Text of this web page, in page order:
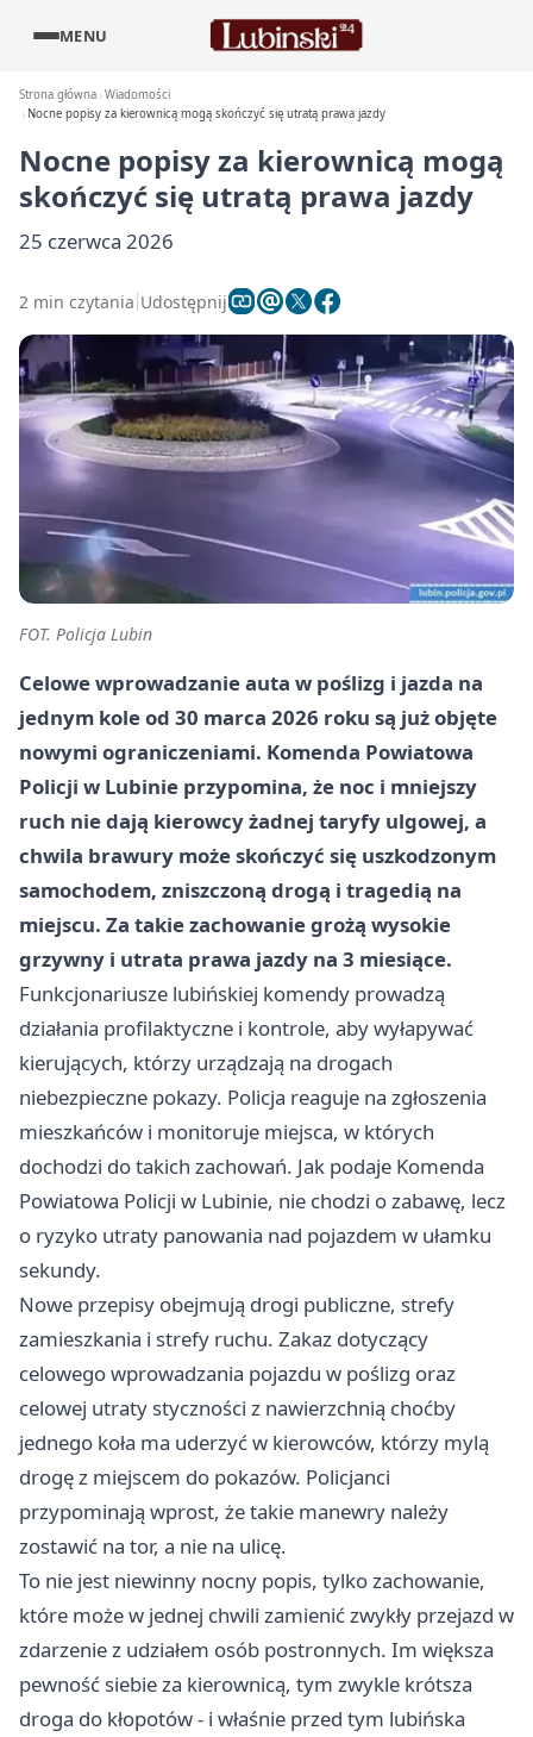
MENU
Strona główna Wiadomości
Nocne popisy za kierownicą mogą skończyć się utratą prawa jazdy
Nocne popisy za kierownicą mogą
skończyć się utratą prawa jazdy
25 czerwca 2026
2 min czytania Udostępnij
FOT. Policja Lubin
Celowe wprowadzanie auta w poślizg i jazda na
jednym kole od 30 marca 2026 roku są już objęte
nowymi ograniczeniami. Komenda Powiatowa
Policji w Lubinie przypomina, że noc i mniejszy
ruch nie dają kierowcy żadnej taryfy ulgowej, a
chwila brawury może skończyć się uszkodzonym
samochodem, zniszczoną drogą i tragedią na
miejscu. Za takie zachowanie grożą wysokie
grzywny i utrata prawa jazdy na 3 miesiące.
Funkcjonariusze lubińskiej komendy prowadzą
działania profilaktyczne i kontrole, aby wyłapywać
kierujących, którzy urządzają na drogach
niebezpieczne pokazy. Policja reaguje na zgłoszenia
mieszkańców i monitoruje miejsca, w których
dochodzi do takich zachowań. Jak podaje Komenda
Powiatowa Policji w Lubinie, nie chodzi o zabawę, lecz
o ryzyko utraty panowania nad pojazdem w ułamku
sekundy.
Nowe przepisy obejmują drogi publiczne, strefy
zamieszkania i strefy ruchu. Zakaz dotyczący
celowego wprowadzania pojazdu w poślizg oraz
celowej utraty styczności z nawierzchnią choćby
jednego koła ma uderzyć w kierowców, którzy mylą
drogę z miejscem do pokazów. Policjanci
przypominają wprost, że takie manewry należy
zostawić na tor, a nie na ulicę.
To nie jest niewinny nocny popis, tylko zachowanie,
które może w jednej chwili zamienić zwykły przejazd w
zdarzenie z udziałem osób postronnych. Im większa
pewność siebie za kierownicą, tym zwykle krótsza
droga do kłopotów - i właśnie przed tym lubińska